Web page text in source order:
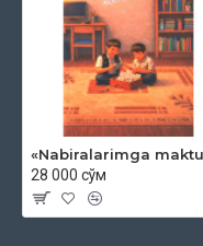
28 000 сўм